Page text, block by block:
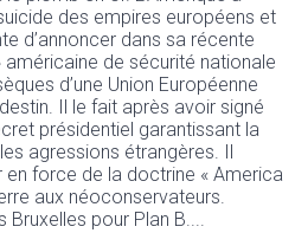
des empires européens et
d’annoncer dans sa récente
américaine de sécurité nationale
d’une Union Européenne
Il le fait après avoir signé
présidentiel garantissant la
agressions étrangères. Il
force de la doctrine « America
aux néoconservateurs.
Bruxelles pour Plan B.